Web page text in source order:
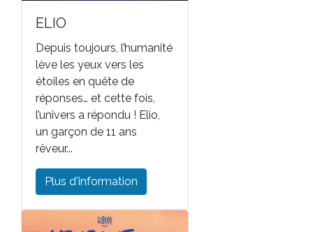
ELIO
Depuis toujours, l’humanité
lève les yeux vers les
étoiles en quête de
réponses… et cette fois,
l’univers a répondu ! Elio,
un garçon de 11 ans
rêveur...
Plus d'information